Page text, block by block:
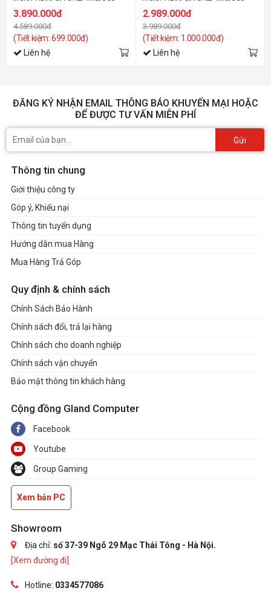
3.890.000đ
4.589.000đ
(Tiết kiệm: 699.000đ)
Liên hệ
2.989.000đ
3.989.000đ
(Tiết kiệm: 1.000.000đ)
Liên hệ
ĐĂNG KÝ NHẬN EMAIL THÔNG BÁO KHUYẾN MẠI HOẶC
ĐỂ ĐƯỢC TƯ VẤN MIỄN PHÍ
Gửi
Thông tin chung
Giới thiệu công ty
Góp ý, Khiếu nại
Thông tin tuyển dụng
Hướng dẫn mua Hàng
Mua Hàng Trả Góp
Quy định & chính sách
Chính Sách Bảo Hành
Chính sách đổi, trả lại hàng
Chính sách cho doanh nghiệp
Chính sách vận chuyển
Bảo mật thông tin khách hàng
Cộng đồng Gland Computer
Facebook
Youtube
Group Gaming
Xem bản PC
Showroom
Địa chỉ: số 37-39 Ngõ 29 Mạc Thái Tông - Hà Nội.
[Xem đường đi]
Hotline: 0334577086